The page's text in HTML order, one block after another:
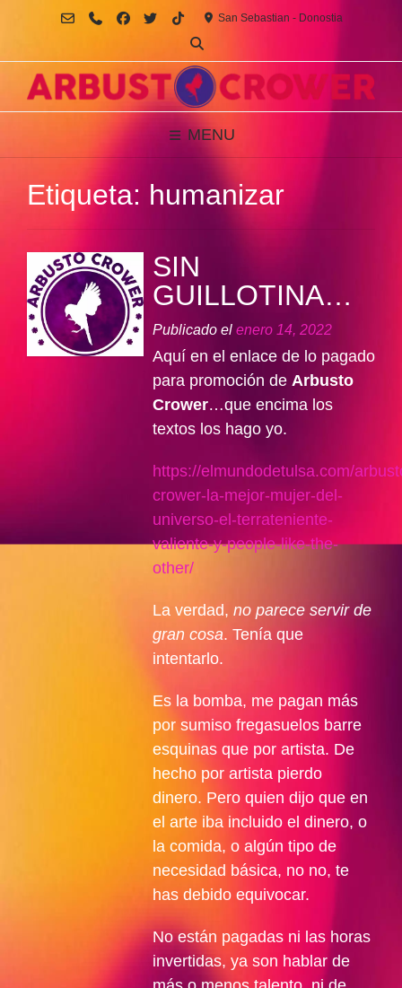
contenido
San Sebastian - Donostia
MENU
Etiqueta: humanizar
SIN
GUILLOTINA…
Publicado el enero 14, 2022
Aquí en el enlace de lo pagado
para promoción de Arbusto
Crower…que encima los
textos los hago yo.
https://elmundodetulsa.com/
crower-la-mejor-mujer-del-
universo-el-terrateniente-
valiente-y-people-like-the-
other/
La verdad, no parece servir de
gran cosa. Tenía que
intentarlo.
Es la bomba, me pagan más
por sumiso fregasuelos barre
esquinas que por artista. De
hecho por artista pierdo
dinero. Pero quien dijo que en
el arte iba incluido el dinero, o
la comida, o algún tipo de
necesidad básica, no no, te
has debido equivocar.
No están pagadas ni las horas
invertidas, ya son hablar de